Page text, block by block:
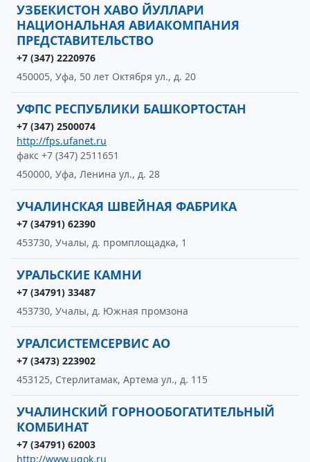
УЗБЕКИСТОН ХАВО ЙУЛЛАРИ
НАЦИОНАЛЬНАЯ АВИАКОМПАНИЯ
ПРЕДСТАВИТЕЛЬСТВО
+7 (347) 2220976
450005, Уфа, 50 лет Октября ул., д. 20
УФПС РЕСПУБЛИКИ БАШКОРТОСТАН
+7 (347) 2500074
http://fps.ufanet.ru
факс +7 (347) 2511651
450000, Уфа, Ленина ул., д. 28
УЧАЛИНСКАЯ ШВЕЙНАЯ ФАБРИКА
+7 (34791) 62390
453730, Учалы, д. промплощадка, 1
УРАЛЬСКИЕ КАМНИ
+7 (34791) 33487
453730, Учалы, д. Южная промзона
УРАЛСИСТЕМСЕРВИС АО
+7 (3473) 223902
453125, Стерлитамак, Артема ул., д. 115
УЧАЛИНСКИЙ ГОРНООБОГАТИТЕЛЬНЫЙ
КОМБИНАТ
+7 (34791) 62003
http://www.ugok.ru